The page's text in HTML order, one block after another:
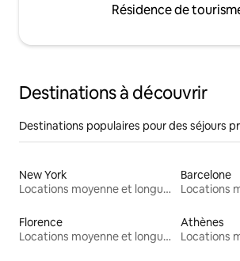
Résidence de
Destinations à découvrir
Destinations populaires pour des séjours
New York
Locations moyenne et longue durée
Barcelone
Florence
Locations moyenne et longue durée
Athènes